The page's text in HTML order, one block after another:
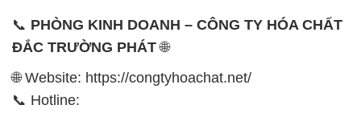
📞 PHÒNG KINH DOANH – CÔNG TY HÓA CHẤT
ĐẮC TRƯỜNG PHÁT🌐
🌐 Website: https://congtyhoachat.net/
📞 Hotline: